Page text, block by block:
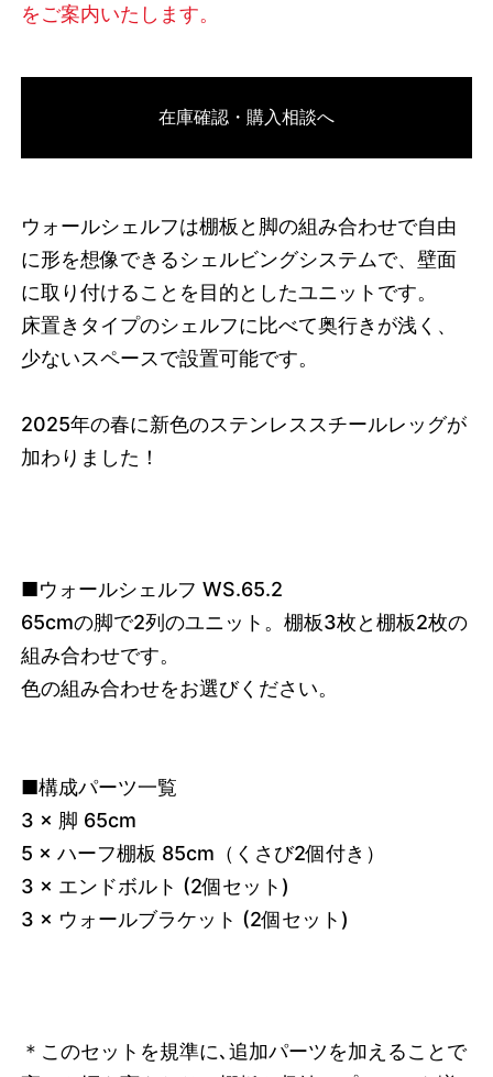
WS.65.2.OA.WH0
をご案内いたします。
在庫確認・購入相談へ
ウォールシェルフは棚板と脚の組み合わせで自由
に形を想像できるシェルビングシステムで、壁面
に取り付けることを目的としたユニットです。
床置きタイプのシェルフに比べて奥行きが浅く、
少ないスペースで設置可能です。
2025年の春に新色のステンレススチールレッグが
加わりました！
■ウォールシェルフ WS.65.2
65cmの脚で2列のユニット。棚板3枚と棚板2枚の
組み合わせです。
色の組み合わせをお選びください。
■構成パーツ一覧
3 × 脚 65cm
5 × ハーフ棚板 85cm（くさび2個付き）
3 × エンドボルト (2個セット)
3 × ウォールブラケット (2個セット)
＊このセットを規準に､追加パーツを加えることで